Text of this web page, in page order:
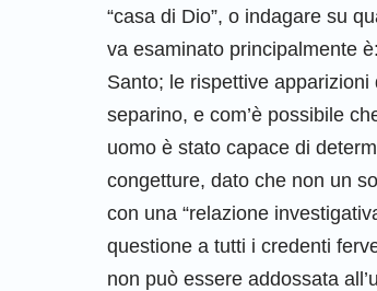
“casa di Dio”, o indagare su
va esaminato principalmente
Santo; le rispettive
separino, e com’è possibile
uomo è stato capace di
congetture, dato che non un
con una “relazione
questione a tutti i credenti
non può essere addossata